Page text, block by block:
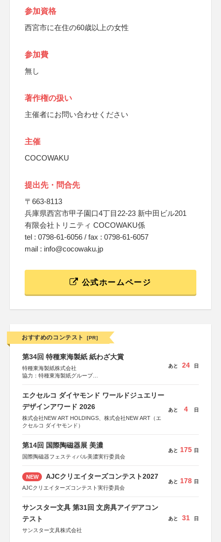
参加資格
西宮市に在住の60歳以上の女性
参加費
無し
著作権の扱い
主催者にお問い合わせください
主催
COCOWAKU
提出先・問合先
〒663-8113
兵庫県西宮市甲子園口4丁目22-23 新中田ビル201
有限会社トリニティ COCOWAKU係
tel : 0798-61-6056 / fax : 0798-61-6057
mail : info@cocowaku.jp
公式ホームページ
おすすめのコンテスト [PR]
第34回 特種東海製紙 紙わざ大賞
特種東海製紙株式会社
協力：特種東海製紙グループ
あと 24 日
エクセルコ ダイヤモンド ワールドジュエリー
デザインアワード 2026
株式会社NEW ART HOLDINGS、株式会社NEW ART（エ
クセルコ ダイヤモンド）
あと 4 日
第14回 国際陶磁器展 美濃
国際陶磁器フェスティバル美濃実行委員会
あと 175 日
NEW AJCクリエイターズコンテスト2027
AJCクリエイターズコンテスト実行委員会
あと 178 日
サンスター文具 第31回 文房具アイデアコン
テスト
サンスター文具株式会社
あと 31 日